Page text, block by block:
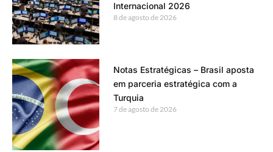
Internacional 2026
8 de agosto de 2026
Notas Estratégicas – Brasil aposta
em parceria estratégica com a
Turquia
7 de agosto de 2026